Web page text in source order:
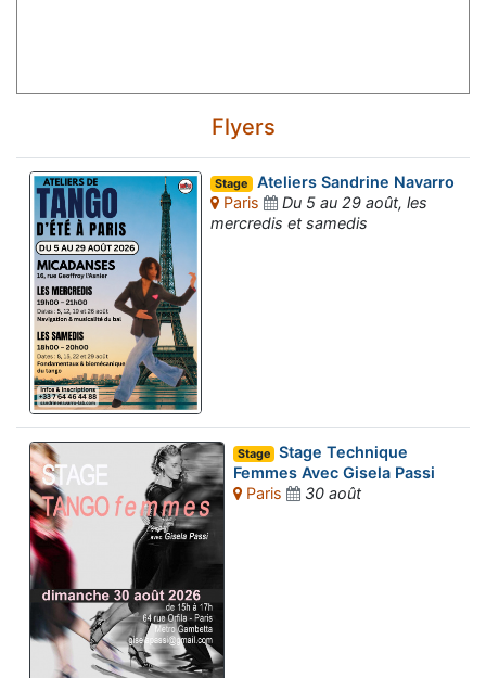
Flyers
Stage Ateliers Sandrine Navarro
Paris
Du 5 au 29 août, les
mercredis et samedis
Stage
Stage Technique
Femmes Avec Gisela Passi
Paris
30 août